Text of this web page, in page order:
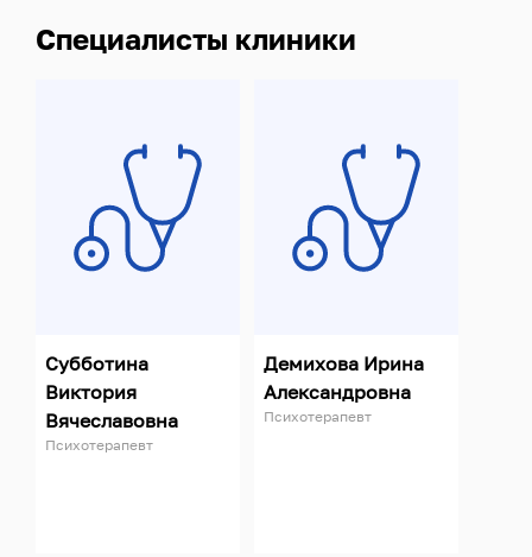
Специалисты клиники
Субботина
Виктория
Вячеславовна
Психотерапевт
Демихова Ирина
Александровна
Психотерапевт